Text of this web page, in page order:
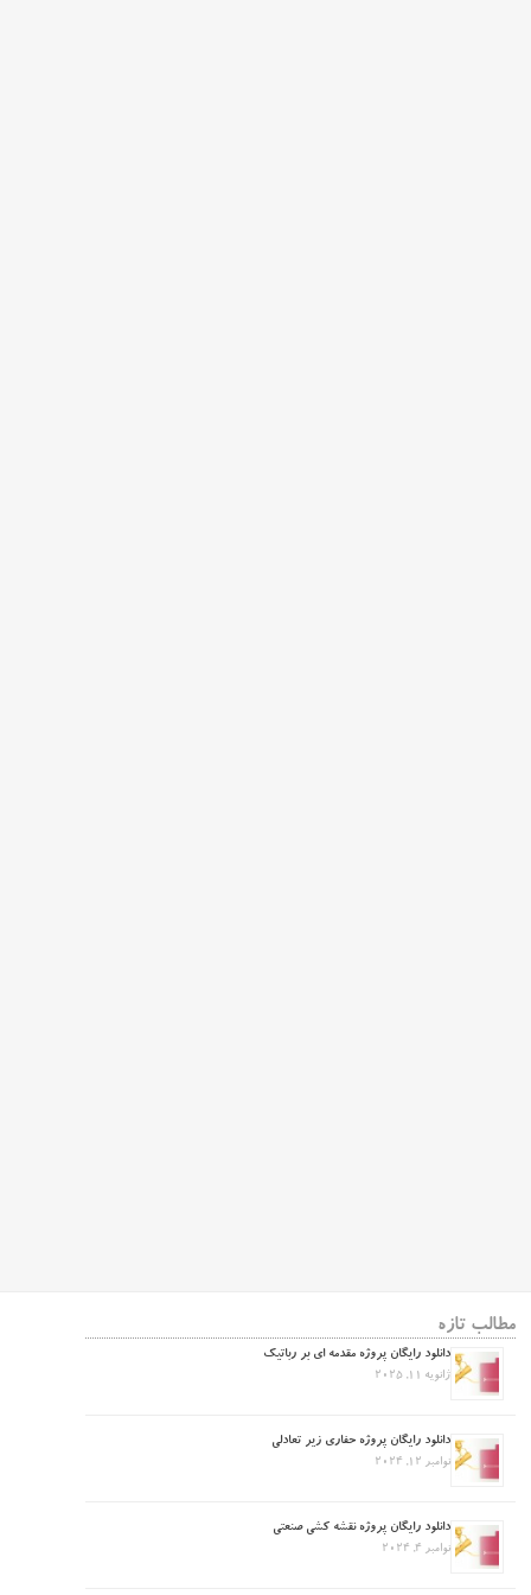
مطالب تازه
دانلود رایگان پروژه مقدمه ای بر رباتیک
ژانویه 11, 2025
دانلود رایگان پروژه حفاری زیر تعادلی
نوامبر 12, 2024
دانلود رایگان پروژه نقشه کشی صنعتی
نوامبر 4, 2024